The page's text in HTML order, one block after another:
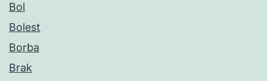
Bol
Bolest
Borba
Brak